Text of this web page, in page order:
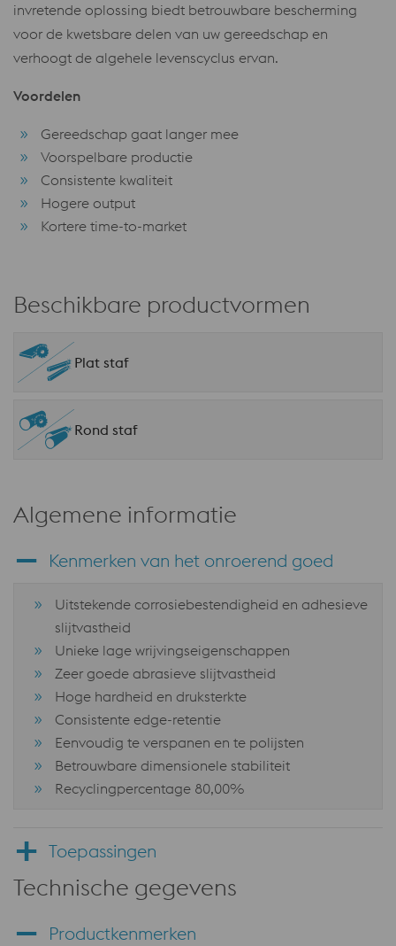
invretende oplossing biedt betrouwbare bescherming
voor de kwetsbare delen van uw gereedschap en
verhoogt de algehele levenscyclus ervan.
Voordelen
Gereedschap gaat langer mee
Voorspelbare productie
Consistente kwaliteit
Hogere output
Kortere time-to-market
Beschikbare productvormen
Plat staf
Rond staf
Algemene informatie
Kenmerken van het onroerend goed
Uitstekende corrosiebestendigheid en adhesieve
slijtvastheid
Unieke lage wrijvingseigenschappen
Zeer goede abrasieve slijtvastheid
Hoge hardheid en druksterkte
Consistente edge-retentie
Eenvoudig te verspanen en te polijsten
Betrouwbare dimensionele stabiliteit
Recyclingpercentage 80,00%
Toepassingen
Technische gegevens
Productkenmerken